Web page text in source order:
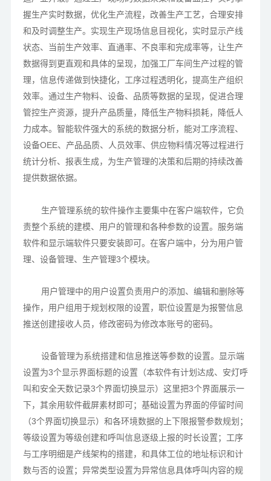
握生产实时数据，优化生产流程，改善生产工艺，合理安排
和及时调整生产。实现生产现场信息目视化，实时显示产线
状态、当前生产效率、直通率、不良率和完成率等，让生产
数据得到更直观和具体的呈现，加强工厂车间生产过程的管
理，信息传递做到快捷化，工序过程透明化，提高生产组织
效率。通过生产物料、设备、品质等数据的呈现，促进合理
管控生产资源，提升产品质量，降低生产物料损耗，降低人
力成本。智能软件强大的系统的数据分析，能对工序流程、
设备OEE、产品品质、人员效率、供应物料情况等过程进行
统计分析、报表生成，为生产管理的决策和后期的持续改善
提供数据依据。
生产管理系统的软件操作主要集中在客户端软件，它负
责整个系统的建模、用户的管理和各种参数的设置。服务端
软件和显示端软件只要安装即可。在客户端中，分为用户管
理、设备管理、生产管理3个模块。
用户管理中的用户设置负责用户的添加、编辑和删除等
操作，用户组用于规划权限的设置，职位设置是为报警信息
推送创建接收人员，修改密码为修改本账号的密码。
设备管理为系统搭建和信息推送等参数的设置。显示端
设置为3个显示界面标题的设置（本软件有计划达成、安灯呼
叫和安全天数记录3个界面切换显示）这里把3个界面展示一
下，其余用软件截屏素材即可；基础设置为界面的停留时间
（3个界面切换显示）和各环境数据的上下限报警参数规划；
等级设置为等级创建和呼叫信息逐级上报的时长设置；工序
与工序明细是产线架构的搭建，和具体工位的地址标识和计
数与否的设置；异常类型设置为异常信息具体呼叫内容的规